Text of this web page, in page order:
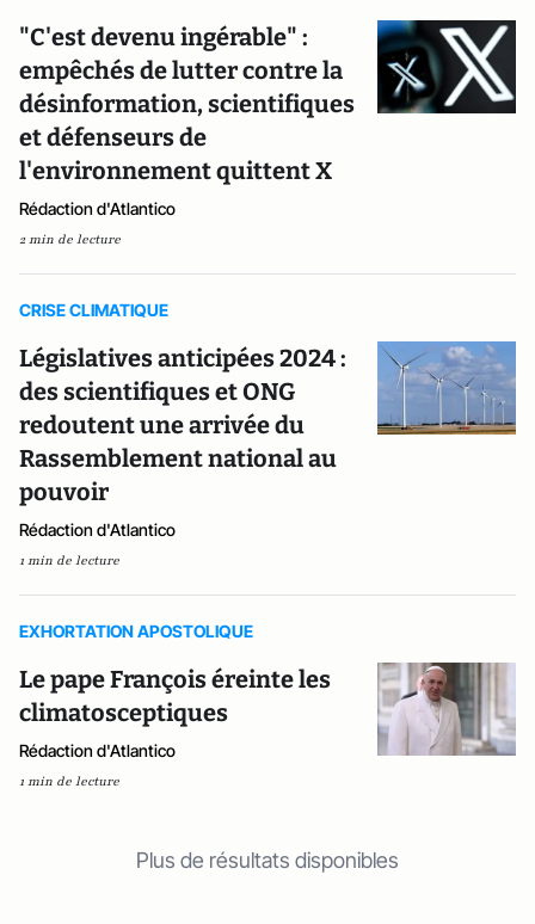
"C'est devenu ingérable" :
empêchés de lutter contre la
désinformation, scientifiques
et défenseurs de
l'environnement quittent X
Rédaction d'Atlantico
2 min de lecture
CRISE CLIMATIQUE
Législatives anticipées 2024 :
des scientifiques et ONG
redoutent une arrivée du
Rassemblement national au
pouvoir
Rédaction d'Atlantico
1 min de lecture
EXHORTATION APOSTOLIQUE
Le pape François éreinte les
climatosceptiques
Rédaction d'Atlantico
1 min de lecture
Plus de résultats disponibles